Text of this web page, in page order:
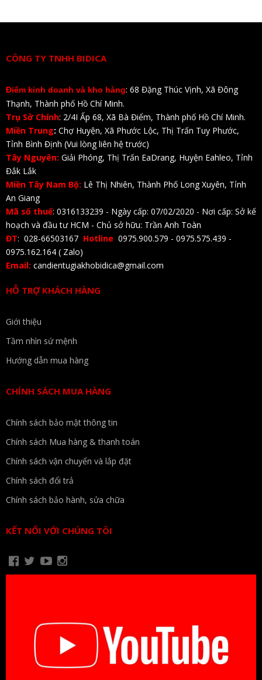
CÔNG TY TNHH BIDICA
Điểm kinh doanh và kho hàng: 68 Đặng Thúc Vịnh, Xã Đông
Thạnh, Thành phố Hồ Chí Minh.
Trụ Sở Chính: 2/4I Ấp 68, Xã Bà Điểm, Thành phố Hồ Chí Minh.
Miền Trung: Chợ Huyện, Xã Phước Lộc, Thị Trấn Tuy Phước,
Tỉnh Bình Định (Vui lòng liên hệ trước)
Tây Nguyên: Giải Phóng, Thị Trấn EaDrang, Huyện Eahleo, Tỉnh
Đắk Lắk
Miền Tây Nam Bộ: Lê Thị Nhiên, Thành Phố Long Xuyên, Tỉnh
An Giang
Mã số thuế: 0316133239 - Ngày cấp: 07/02/2020 - Nơi cấp: Sở kế
hoạch và đầu tư HCM - Chủ sở hữu: Trần Anh Toàn
ĐT: 028-66503167 Hotline 0975.900.579 - 0975.575.439 -
0975.162.164 ( Zalo)
Email: candientugiakhobidica@gmail.com
HỖ TRỢ KHÁCH HÀNG
Giới thiệu
Tầm nhìn sứ mệnh
Hướng dẫn mua hàng
CHÍNH SÁCH MUA HÀNG
Chính sách bảo mật thông tin
Chính sách Mua hàng & thanh toán
Chính sách vận chuyển và lắp đặt
Chính sách đổi trả
Chính sách bảo hành, sửa chữa
KẾT NỐI VỚI CHÚNG TÔI